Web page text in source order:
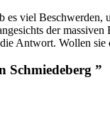
viel
der
Antwort. Wollen
Schmiedeberg ”